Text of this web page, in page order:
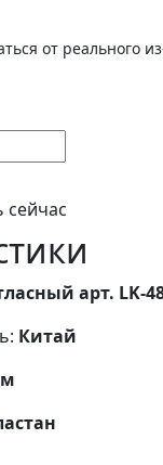
от реального
сейчас
арт. LK-
Китай